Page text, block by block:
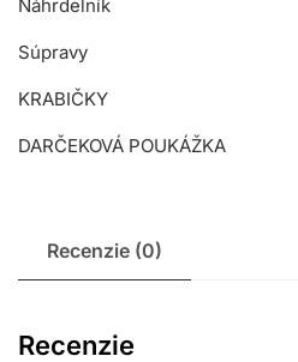
Náhrdelník
Súpravy
KRABIČKY
DARČEKOVÁ POUKÁŽKA
Recenzie (0)
Recenzie